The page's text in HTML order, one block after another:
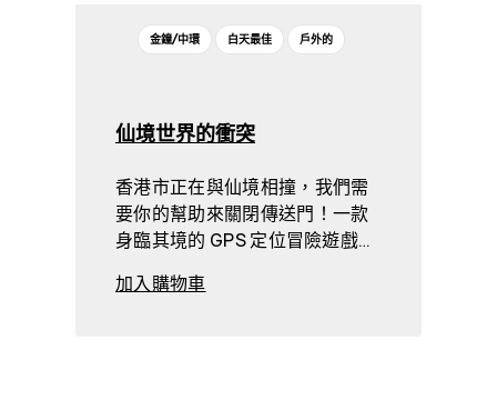
金鐘/中環 白天最佳 戶外的
仙境世界的衝突
香港市正在與仙境相撞，我們需
要你的幫助來關閉傳送門！一款
身臨其境的 GPS 定位冒險遊戲…
加入購物車